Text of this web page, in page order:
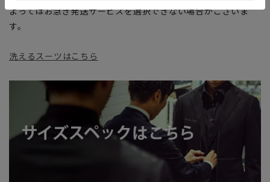
よってはお急ぎ発送サービスを選択できない場合がございま
す。
洗えるスーツはこちら